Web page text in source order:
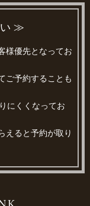
い ≫
様優先となってお
ご予約することも
にくくなってお
えると予約が取り